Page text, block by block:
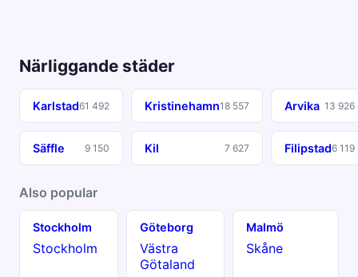
Närliggande städer
Karlstad61 492 Kristinehamn18 557 Arvika 13 926
Säffle 9 150 Kil 7 627 Filipstad6 119
Also popular
Stockholm
Stockholm
Göteborg
Västra
Götaland
Malmö
Skåne